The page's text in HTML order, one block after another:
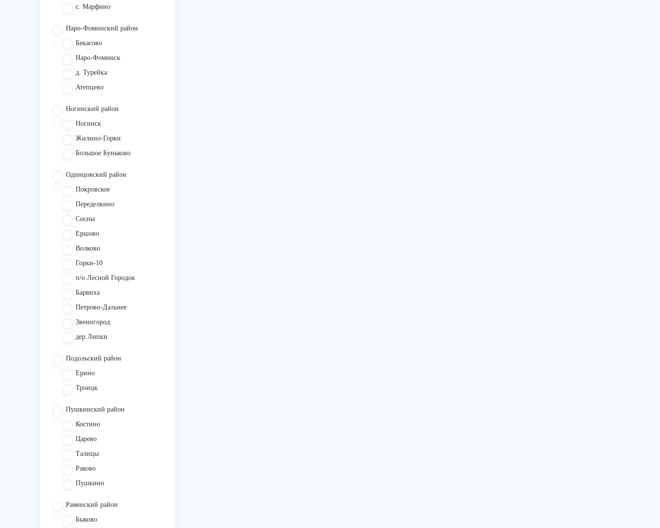
с. Марфино
Наро-Фоминский район
Бекасово
Наро-Фоминск
д. Турейка
Атепцево
Ногинский район
Ногинск
Жилино-Горки
Большое Буньково
Одинцовский район
Покровское
Переделкино
Сосны
Ершово
Волково
Горки-10
п/о Лесной Городок
Барвиха
Петрово-Дальнее
Звенигород
дер.Липки
Подольский район
Ерино
Троицк
Пушкинский район
Костино
Царево
Талицы
Раково
Пушкино
Раменский район
Быково